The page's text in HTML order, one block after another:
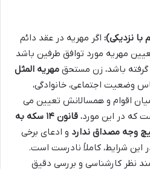
با نزدیکی): اگر مهریه در عقد دائم
مهریه مورد توافق طرفین باشد
باشد، زن مستحق مهریه المثل
وضعیت اجتماعی، خانوادگی،
اقوام و همسالانش تعیین می
که در این مورد،
قانون ۱۴ سکه به
وجه مصداق ندارد و ادعای برخی
۱۴ سکه در این شرایط، کاملاً نادرست است.
نظر کارشناسی و بررسی دقیق